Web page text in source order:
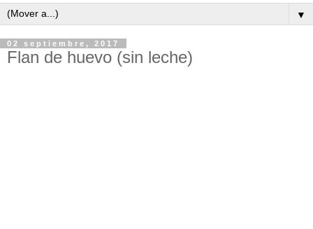
▼
02 septiembre, 2017
Flan de huevo (sin leche)